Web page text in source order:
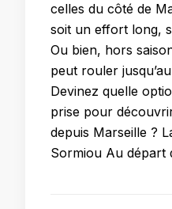
celles du côté de
soit un effort long,
Ou bien, hors
peut rouler
Devinez quelle
prise pour
depuis Marseille ?
Sormiou Au départ